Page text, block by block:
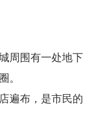
周围有一处地下
。
遍布，是市民的